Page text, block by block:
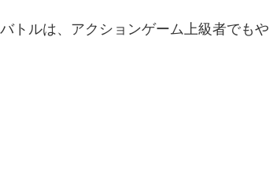
トルは、アクションゲーム上級者でもや